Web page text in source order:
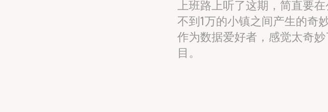
上班路上听了这期，简直要
不到1万的小镇之间产生的奇
作为数据爱好者，感觉太奇
目。